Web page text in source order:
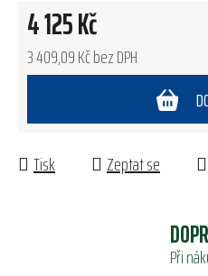
4 125 Kč
3 409,09 Kč bez DPH
Tisk Zeptat se
Při